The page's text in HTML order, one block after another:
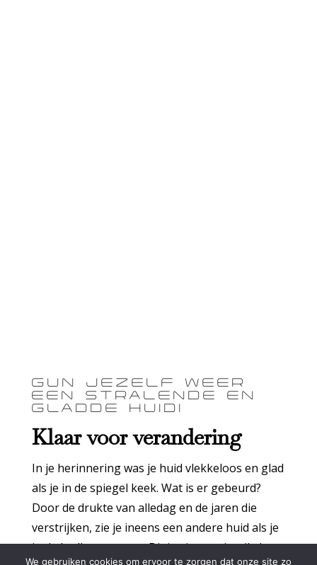
GUN JEZELF WEER
EEN STRALENDE EN
GLADDE HUID!
Klaar voor verandering
In je herinnering was je huid vlekkeloos en glad
als je in de spiegel keek. Wat is er gebeurd?
Door de drukte van alledag en de jaren die
verstrijken, zie je ineens een andere huid als je
in de badkamer staat. Dit is niet wat je wilt. Je
We gebruiken cookies om ervoor te zorgen dat onze site zo